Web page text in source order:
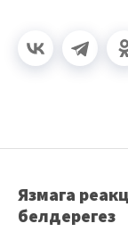
Язмага
белдерегез